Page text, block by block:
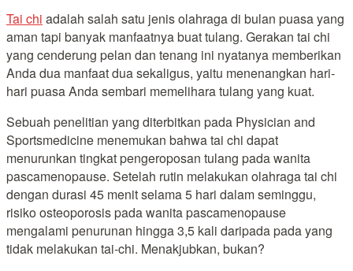
Tai chi adalah salah satu jenis olahraga di bulan puasa yang
aman tapi banyak manfaatnya buat tulang. Gerakan tai chi
yang cenderung pelan dan tenang ini nyatanya memberikan
Anda dua manfaat dua sekaligus, yaitu menenangkan hari-
hari puasa Anda sembari memelihara tulang yang kuat.
Sebuah penelitian yang diterbitkan pada Physician and
Sportsmedicine menemukan bahwa tai chi dapat
menurunkan tingkat pengeroposan tulang pada wanita
pascamenopause. Setelah rutin melakukan olahraga tai chi
dengan durasi 45 menit selama 5 hari dalam seminggu,
risiko osteoporosis pada wanita pascamenopause
mengalami penurunan hingga 3,5 kali daripada pada yang
tidak melakukan tai-chi. Menakjubkan, bukan?